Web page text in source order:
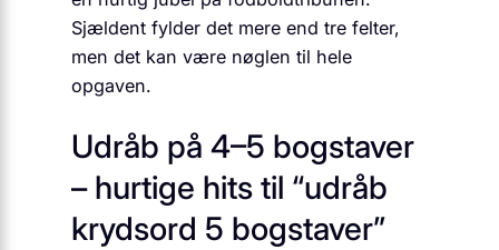
Sjældent fylder det mere end tre felter,
men det kan være nøglen til hele
opgaven.
Udråb på 4–5 bogstaver
– hurtige hits til “udråb
krydsord 5 bogstaver”